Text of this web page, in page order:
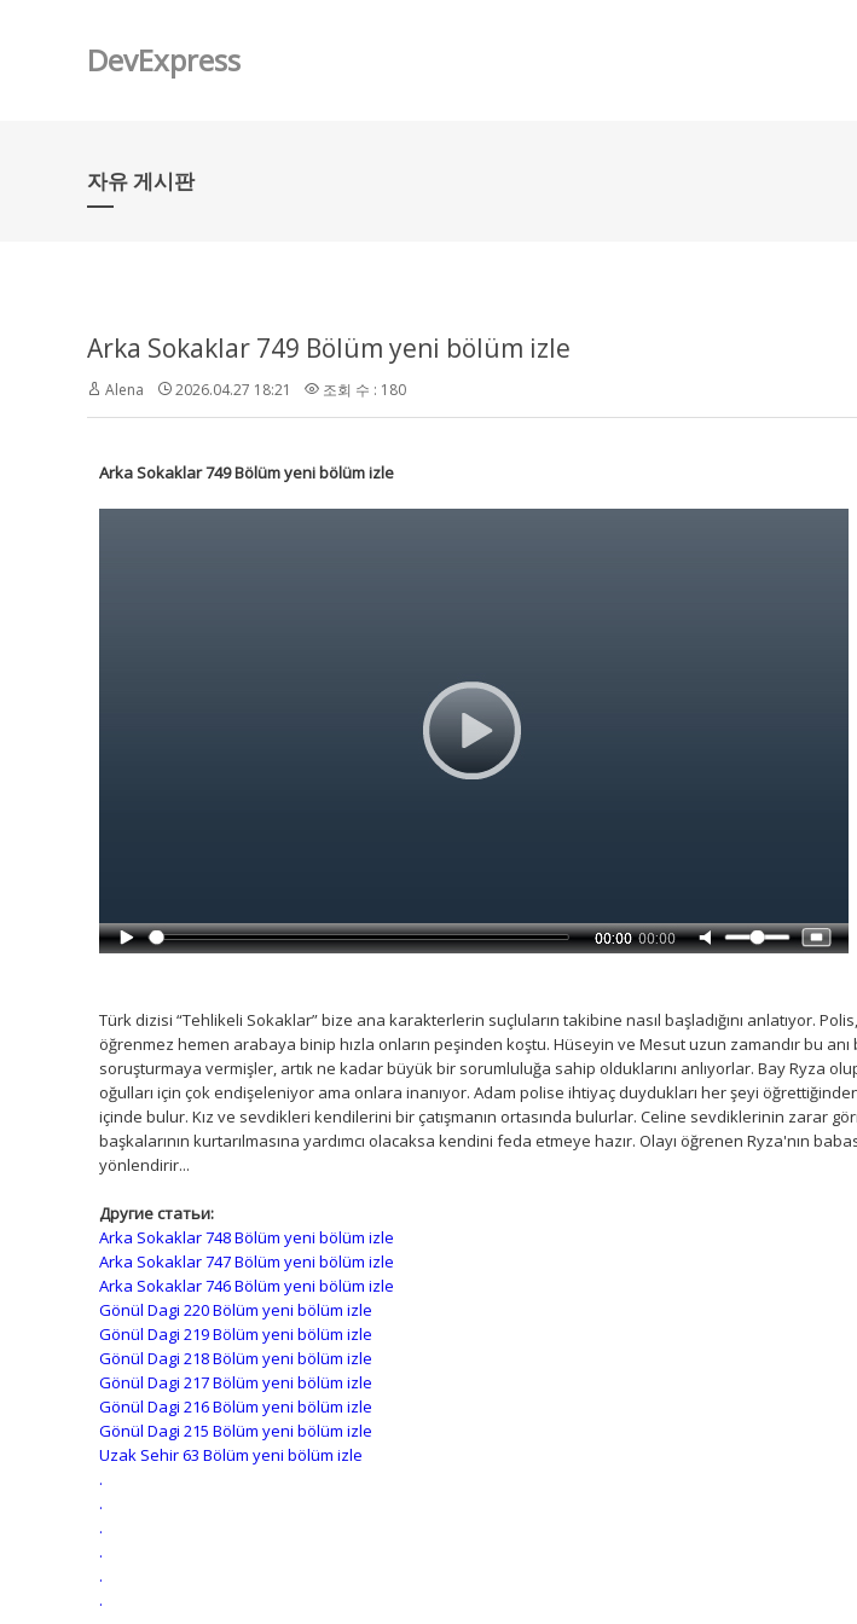
DevExpress
자유 게시판
Arka Sokaklar 749 Bölüm yeni bölüm izle
Alena 2026.04.27 18:21 조회 수 : 180
Arka Sokaklar 749 Bölüm yeni bölüm izle
Türk dizisi “Tehlikeli Sokaklar” bize ana karakterlerin suçluların takibine nasıl başladığını anlatıyor.
öğrenmez hemen arabaya binip hızla onların peşinden koştu. Hüseyin ve Mesut uzun zamandır bu
soruşturmaya vermişler, artık ne kadar büyük bir sorumluluğa sahip olduklarını anlıyorlar. Bay Ryza
oğulları için çok endişeleniyor ama onlara inanıyor. Adam polise ihtiyaç duydukları her şeyi
içinde bulur. Kız ve sevdikleri kendilerini bir çatışmanın ortasında bulurlar. Celine sevdiklerinin zarar
başkalarının kurtarılmasına yardımcı olacaksa kendini feda etmeye hazır. Olayı öğrenen Ryza'nın
yönlendirir...
Другие статьи:
Arka Sokaklar 748 Bölüm yeni bölüm izle
Arka Sokaklar 747 Bölüm yeni bölüm izle
Arka Sokaklar 746 Bölüm yeni bölüm izle
Gönül Dagi 220 Bölüm yeni bölüm izle
Gönül Dagi 219 Bölüm yeni bölüm izle
Gönül Dagi 218 Bölüm yeni bölüm izle
Gönül Dagi 217 Bölüm yeni bölüm izle
Gönül Dagi 216 Bölüm yeni bölüm izle
Gönül Dagi 215 Bölüm yeni bölüm izle
Uzak Sehir 63 Bölüm yeni bölüm izle
.
.
.
.
.
.